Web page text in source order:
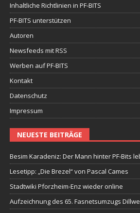
Inhaltliche Richtlinien in PF-BITS
PF-BITS unterstützen
Autoren
Newsfeeds mit RSS
Werben auf PF-BITS
Kontakt
Datenschutz
Impressum
NEUESTE BEITRÄGE
Besim Karadeniz: Der Mann hinter PF-Bits
Lesetipp: „Die Brezel“ von Pascal Cames
Stadtwiki Pforzheim-Enz wieder online
Aufzeichnung des 65. Fasnetsumzugs